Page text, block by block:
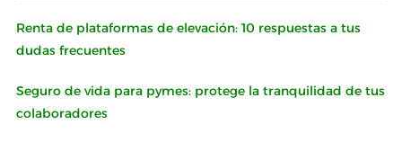
Renta de plataformas de elevación: 10 respuestas a tus
dudas frecuentes
Seguro de vida para pymes: protege la tranquilidad de tus
colaboradores